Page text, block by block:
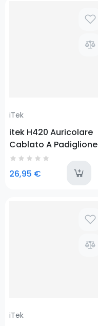
iTek
itek H420 Auricolare
Cablato A Padiglione
Giocare Nero
26,95 €
iTek